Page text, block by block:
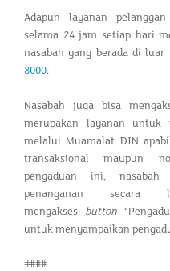
Adapun layanan
selama 24 jam setiap hari
nasabah yang berada di
8000.
Nasabah juga bisa
merupakan layanan untuk
melalui Muamalat DIN
transaksional maupun
pengaduan ini, nasabah
penanganan secara
mengakses button
untuk menyampaikan
####